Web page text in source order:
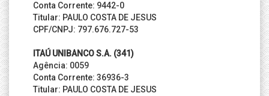
Conta Corrente: 9442-0
Titular: PAULO COSTA DE JESUS
CPF/CNPJ: 797.676.727-53
ITAÚ UNIBANCO S.A. (341)
Agência: 0059
Conta Corrente: 36936-3
Titular: PAULO COSTA DE JESUS